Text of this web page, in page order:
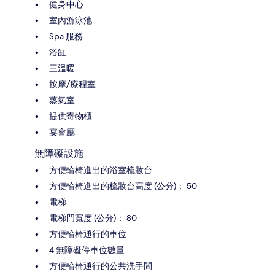
健身中心
室內游泳池
Spa 服務
浴缸
三溫暖
按摩/療程室
蒸氣室
提供寄物櫃
宴會廳
無障礙設施
方便輪椅進出的浴室梳妝台
方便輪椅進出的梳妝台高度 (公分)： 50
電梯
電梯門寬度 (公分)： 80
方便輪椅通行的車位
4 無障礙停車位數量
方便輪椅通行的公共洗手間